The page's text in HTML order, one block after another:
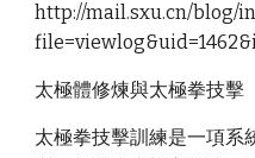
http://mail.sxu.cn/blog/
太極體修煉與太極拳技擊
太極拳技擊訓練是一項系